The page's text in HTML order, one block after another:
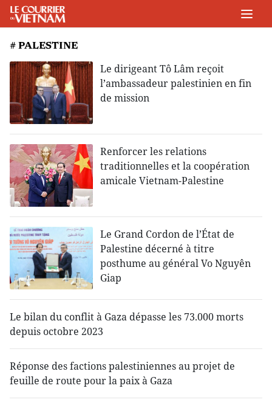
# PALESTINE
Le dirigeant Tô Lâm reçoit
l’ambassadeur palestinien en fin
de mission
Renforcer les relations
traditionnelles et la coopération
amicale Vietnam-Palestine
Le Grand Cordon de l’État de
Palestine décerné à titre
posthume au général Vo Nguyên
Giap
Le bilan du conflit à Gaza dépasse les 73.000 morts
depuis octobre 2023
Réponse des factions palestiniennes au projet de
feuille de route pour la paix à Gaza